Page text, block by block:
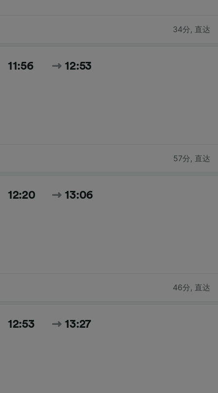
34分, 直达
11:56 12:53
57分, 直达
12:20 13:06
46分, 直达
12:53 13:27